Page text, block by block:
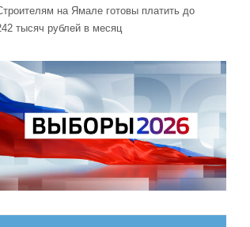
на Ямале готовы платить до
тысяч рублей в месяц